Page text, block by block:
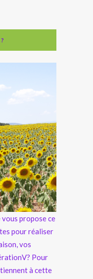
vous propose ce
pour réaliser
vos
Pour
à cette